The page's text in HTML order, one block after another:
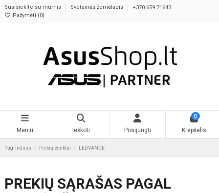
Susisiekite su mumis Svetainės žemėlapis
+370 659 71643
Pažymėti (0)
Meniu Ieškoti Prisijungti
0
Krepšelis
Pagrindinis Prekių ženklai LEDVANCE
PREKIŲ SĄRAŠAS PAGAL